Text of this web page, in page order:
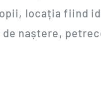
locația fiind
naștere,